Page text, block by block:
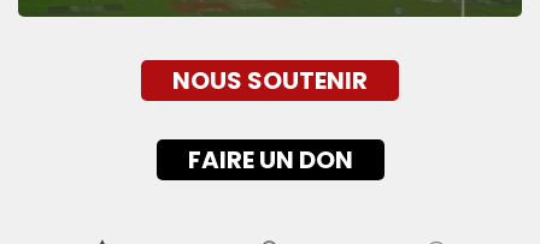
NOUS SOUTENIR
FAIRE UN DON